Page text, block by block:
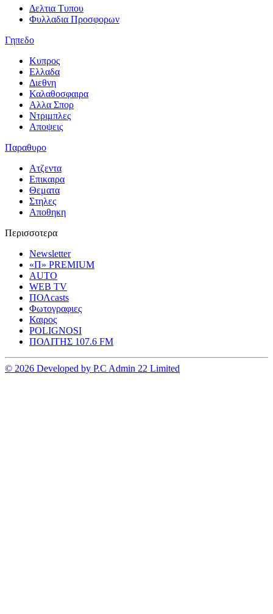
Δελτια Τυπου
Φυλλαδια Προσφορων
Γηπεδο
Κυπρος
Ελλαδα
Διεθνη
Καλαθοσφαιρα
Αλλα Σπορ
Ντριμπλες
Αποψεις
Παραθυρο
Ατζεντα
Επικαιρα
Θεματα
Στηλες
Αποθηκη
Περισσοτερα
Newsletter
«Π» PREMIUM
AUTO
WEB TV
ΠΟΛcasts
Φωτογραφιες
Καιρος
POLIGNOSI
ΠΟΛΙΤΗΣ 107.6 FM
© 2026 Developed by P.C Admin 22 Limited